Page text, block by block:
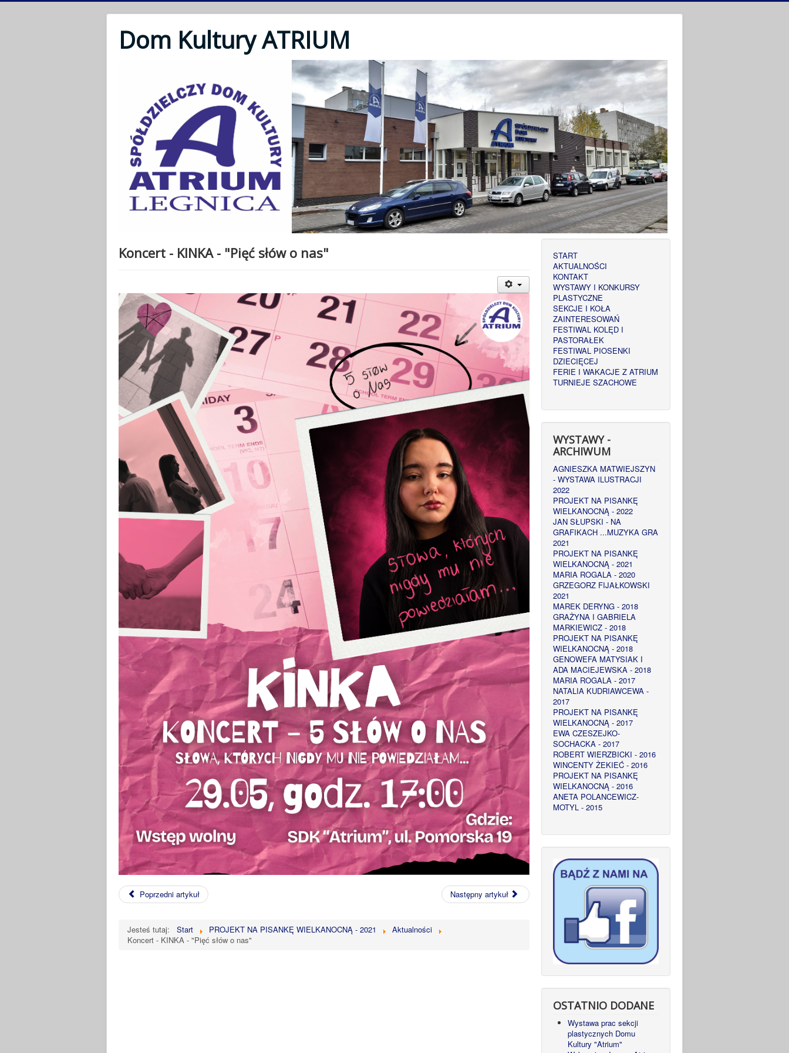
Dom Kultury ATRIUM
Koncert - KINKA - "Pięć słów o nas"
Poprzedni artykuł Następny artykuł
Jesteś tutaj: Start PROJEKT NA PISANKĘ WIELKANOCNĄ - 2021
Aktualności
Koncert - KINKA - "Pięć słów o nas"
START
AKTUALNOŚCI
KONTAKT
WYSTAWY I KONKURSY
PLASTYCZNE
SEKCJE I KOŁA
ZAINTERESOWAŃ
FESTIWAL KOLĘD I
PASTORAŁEK
FESTIWAL PIOSENKI
DZIECIĘCEJ
FERIE I WAKACJE Z ATRIUM
TURNIEJE SZACHOWE
WYSTAWY -
ARCHIWUM
AGNIESZKA MATWIEJSZYN
- WYSTAWA ILUSTRACJI
2022
PROJEKT NA PISANKĘ
WIELKANOCNĄ - 2022
JAN SŁUPSKI - NA
GRAFIKACH ...MUZYKA GRA
2021
PROJEKT NA PISANKĘ
WIELKANOCNĄ - 2021
MARIA ROGALA - 2020
GRZEGORZ FIJAŁKOWSKI
2021
MAREK DERYNG - 2018
GRAŻYNA I GABRIELA
MARKIEWICZ - 2018
PROJEKT NA PISANKĘ
WIELKANOCNĄ - 2018
GENOWEFA MATYSIAK I
ADA MACIEJEWSKA - 2018
MARIA ROGALA - 2017
NATALIA KUDRIAWCEWA -
2017
PROJEKT NA PISANKĘ
WIELKANOCNĄ - 2017
EWA CZESZEJKO-
SOCHACKA - 2017
ROBERT WIERZBICKI - 2016
WINCENTY ŻEKIEĆ - 2016
PROJEKT NA PISANKĘ
WIELKANOCNĄ - 2016
ANETA POLANCEWICZ-
MOTYL - 2015
OSTATNIO DODANE
Wystawa prac sekcji
plastycznych Domu
Kultury "Atrium"